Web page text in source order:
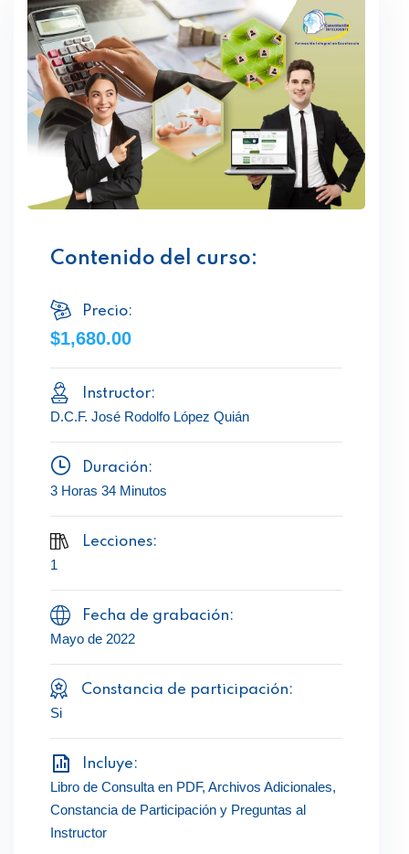
Contenido del curso:
Precio:
$1,680.00
Instructor:
D.C.F. José Rodolfo López Quián
Duración:
3 Horas 34 Minutos
Lecciones:
1
Fecha de grabación:
Mayo de 2022
Constancia de participación:
Si
Incluye:
Libro de Consulta en PDF, Archivos Adicionales,
Constancia de Participación y Preguntas al
Instructor